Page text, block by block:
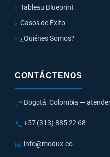
Tableau Blueprint
Casos de Éxito
¿Quiénes Somos?
CONTÁCTENOS
📍 Bogotá, Colombia —
📞 +57 (313) 885 22 68
✉ info@modux.co